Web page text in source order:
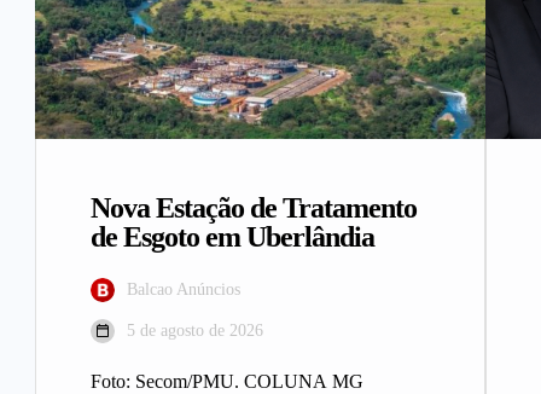
Nova Estação de Tratamento
de Esgoto em Uberlândia
Balcao Anúncios
5 de agosto de 2026
Foto: Secom/PMU. COLUNA MG